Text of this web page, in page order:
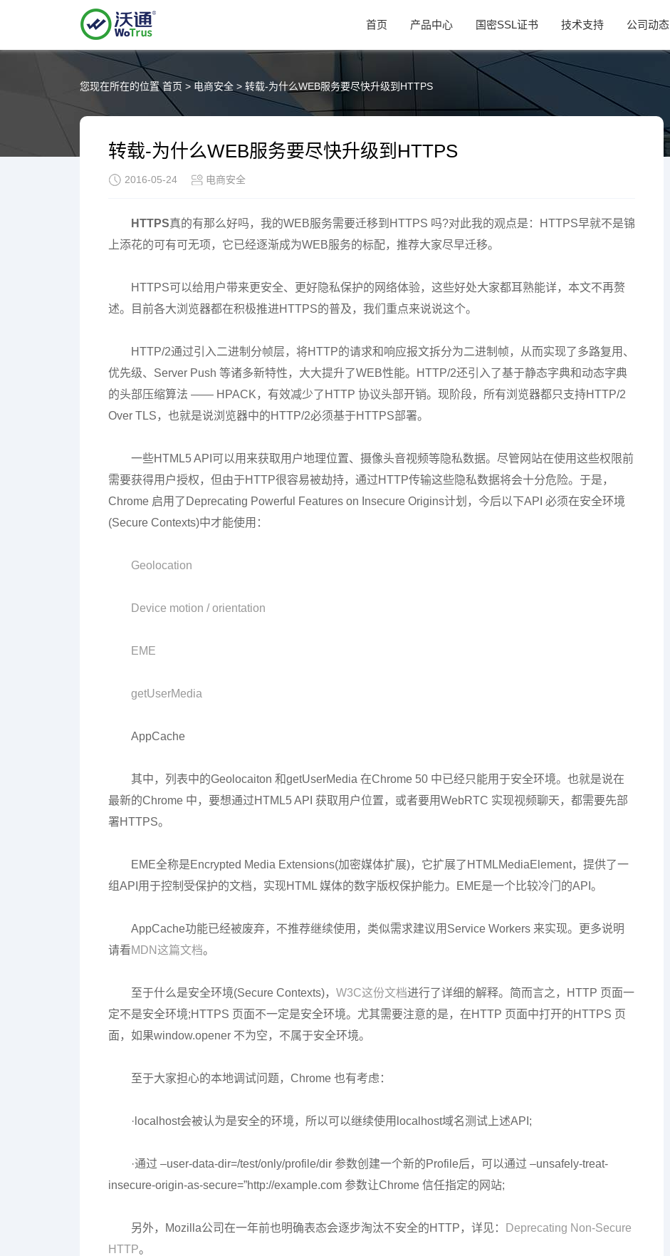
首页 产品中心 国密SSL证书 技术支持 公司动态
您现在所在的位置首页 > 电商安全 > 转载-为什么WEB服务要尽快升级到HTTPS
转载-为什么WEB服务要尽快升级到HTTPS
2016-05-24 电商安全
HTTPS真的有那么好吗，我的WEB服务需要迁移到HTTPS 吗?对此我的观点是：HTTPS早就不是锦
上添花的可有可无项，它已经逐渐成为WEB服务的标配，推荐大家尽早迁移。
HTTPS可以给用户带来更安全、更好隐私保护的网络体验，这些好处大家都耳熟能详，本文不再赘
述。目前各大浏览器都在积极推进HTTPS的普及，我们重点来说说这个。
HTTP/2通过引入二进制分帧层，将HTTP的请求和响应报文拆分为二进制帧，从而实现了多路复用、
优先级、Server Push 等诸多新特性，大大提升了WEB性能。HTTP/2还引入了基于静态字典和动态字典
的头部压缩算法 —— HPACK，有效减少了HTTP 协议头部开销。现阶段，所有浏览器都只支持HTTP/2
Over TLS，也就是说浏览器中的HTTP/2必须基于HTTPS部署。
一些HTML5 API可以用来获取用户地理位置、摄像头音视频等隐私数据。尽管网站在使用这些权限前
需要获得用户授权，但由于HTTP很容易被劫持，通过HTTP传输这些隐私数据将会十分危险。于是，
Chrome 启用了Deprecating Powerful Features on Insecure Origins计划，今后以下API 必须在安全环境
(Secure Contexts)中才能使用：
Geolocation
Device motion / orientation
EME
getUserMedia
AppCache
其中，列表中的Geolocaiton 和getUserMedia 在Chrome 50 中已经只能用于安全环境。也就是说在
最新的Chrome 中，要想通过HTML5 API 获取用户位置，或者要用WebRTC 实现视频聊天，都需要先部
署HTTPS。
EME全称是Encrypted Media Extensions(加密媒体扩展)，它扩展了HTMLMediaElement，提供了一
组API用于控制受保护的文档，实现HTML 媒体的数字版权保护能力。EME是一个比较冷门的API。
AppCache功能已经被废弃，不推荐继续使用，类似需求建议用Service Workers 来实现。更多说明
请看MDN这篇文档。
至于什么是安全环境(Secure Contexts)， W3C这份文档进行了详细的解释。简而言之，HTTP 页面一
定不是安全环境;HTTPS 页面不一定是安全环境。尤其需要注意的是，在HTTP 页面中打开的HTTPS 页
面，如果window.opener 不为空，不属于安全环境。
至于大家担心的本地调试问题，Chrome 也有考虑：
·localhost会被认为是安全的环境，所以可以继续使用localhost域名测试上述API;
·通过 –user-data-dir=/test/only/profile/dir 参数创建一个新的Profile后，可以通过 –unsafely-treat-
insecure-origin-as-secure=”http://example.com 参数让Chrome 信任指定的网站;
另外，Mozilla公司在一年前也明确表态会逐步淘汰不安全的HTTP，详见：
Deprecating Non-Secure
HTTP。